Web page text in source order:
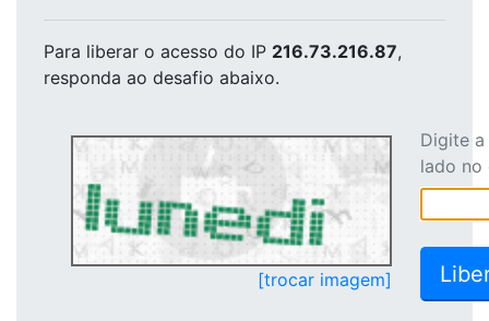
Para liberar o acesso do IP 216.73.216.87,
responda ao desafio abaixo.
[trocar imagem]
Digite
lado no